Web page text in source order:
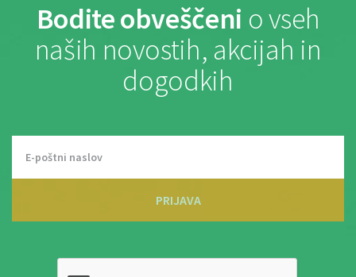
Bodite obveščeni o vseh
naših novostih, akcijah in
dogodkih
PRIJAVA